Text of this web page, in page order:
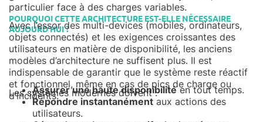
particulier face à des charges variables.
POURQUOI CETTE ARCHITECTURE EST-ELLE NÉCESSAIRE
AUJOURD’HUI ?
Avec l’essor des multi-devices (mobiles, ordinateurs,
objets connectés) et les exigences croissantes des
utilisateurs en matière de disponibilité, les anciens
modèles d’architecture ne suffisent plus. Il est
indispensable de garantir que le système reste réactif
et fonctionnel, même en cas de pics de charge ou
d’incidents.
Les systèmes modernes doivent :
Assurer une haute disponibilitéen tout temps.
Répondre instantanément aux actions des
utilisateurs.